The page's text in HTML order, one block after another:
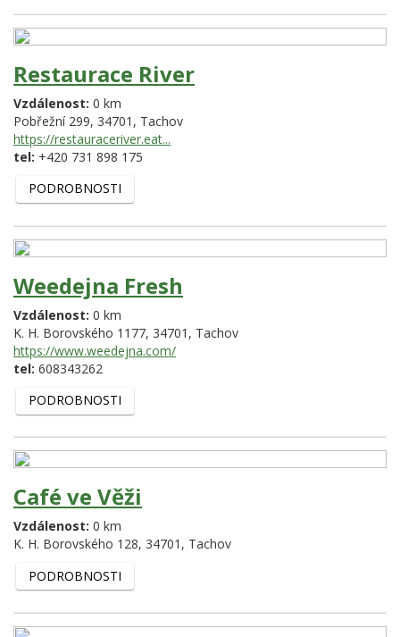
Restaurace River
Vzdálenost: 0 km
Pobřežní 299, 34701, Tachov
https://restauraceriver.eat...
tel: +420 731 898 175
PODROBNOSTI
Weedejna Fresh
Vzdálenost: 0 km
K. H. Borovského 1177, 34701, Tachov
https://www.weedejna.com/
tel: 608343262
PODROBNOSTI
Café ve Věži
Vzdálenost: 0 km
K. H. Borovského 128, 34701, Tachov
PODROBNOSTI